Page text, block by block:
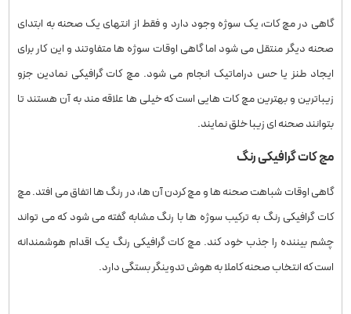
گاهی در مچ‌ کات، یک سوژه وجود دارد و فقط از انتهای یک صحنه به ابتدای
صحنه دیگر منتقل می‌ شود اما گاهی اوقات سوژه‌ ها متفاوتند و این کار برای
ایجاد طنز یا حس دراماتیک انجام می‌ شود. مچ‌ کات گرافیکی نمادین جزو
زیباترین و بهترین مچ کات هایی است که خیلی ها علاقه مند به آن هستند تا
بتوانند صحنه ای زیبا خلق نمایند.
مچ‌ کات گرافیکی رنگ
گاهی اوقات شباهت صحنه ها و مچ کردن آن ها، در رنگ ها اتفاق می افتد. مچ‌
کات گرافیکی رنگ به ترکیب سوژه ها با رنگ مشابه گفته می شود که می تواند
چشم بیننده را جذب خود کند. مچ‌ کات گرافیکی رنگ یک اقدام هوشمندانه
است که انتخاب صحنه کاملا به هوش تدوینگر بستگی دارد.